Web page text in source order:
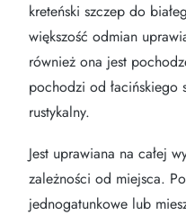
kreteński szczep do
większość odmian
również ona jest
pochodzi od łacińskiego
rustykalny.
Jest uprawiana na całej
zależności od miejsca.
jednogatunkowe lub